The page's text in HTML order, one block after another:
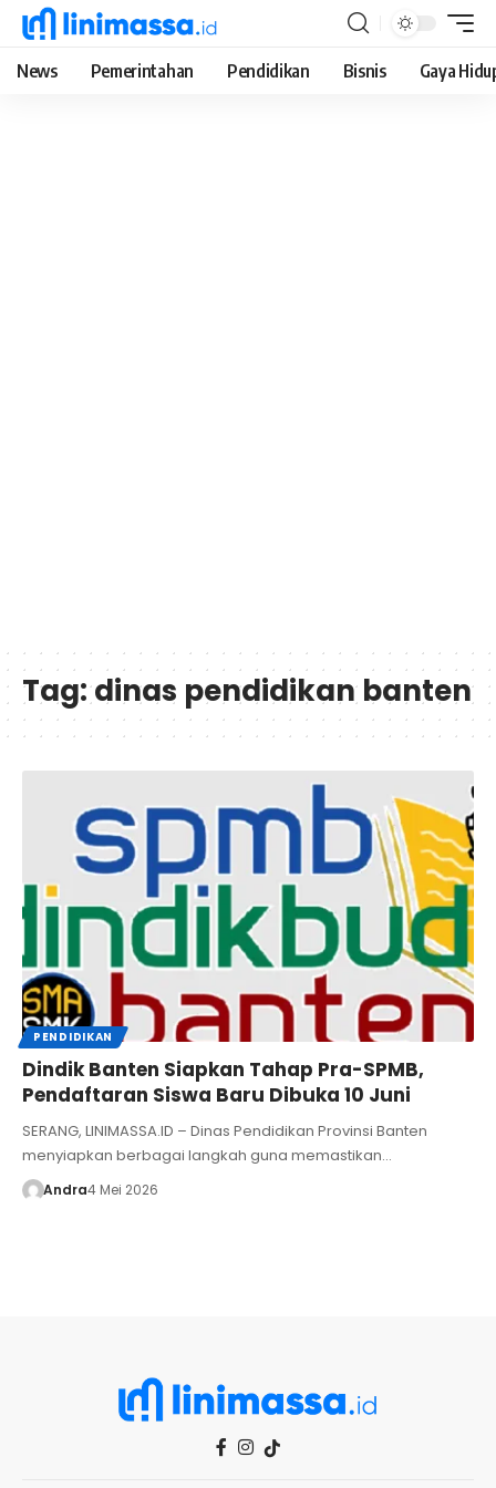
News Pemerintahan Pendidikan Bisnis Gaya
Tag:dinas pendidikan banten
PENDIDIKAN
Dindik Banten Siapkan Tahap Pra-SPMB,
Pendaftaran Siswa Baru Dibuka 10 Juni
SERANG, LINIMASSA.ID – Dinas Pendidikan Provinsi Banten
menyiapkan berbagai langkah guna memastikan…
Andra4 Mei 2026